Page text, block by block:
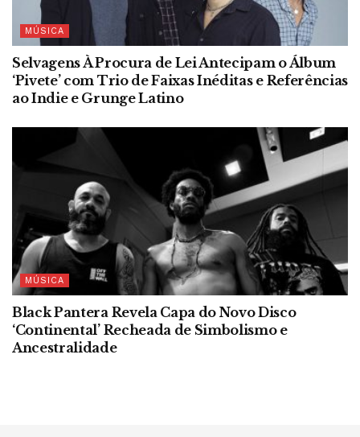
MÚSICA
Selvagens À Procura de Lei Antecipam o Álbum
‘Pivete’ com Trio de Faixas Inéditas e Referências
ao Indie e Grunge Latino
MÚSICA
Black Pantera Revela Capa do Novo Disco
‘Continental’ Recheada de Simbolismo e
Ancestralidade